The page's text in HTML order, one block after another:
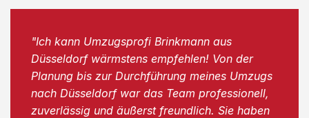
"Ich kann Umzugsprofi Brinkmann aus
Düsseldorf wärmstens empfehlen! Von der
Planung bis zur Durchführung meines Umzugs
nach Düsseldorf war das Team professionell,
zuverlässig und äußerst freundlich. Sie haben